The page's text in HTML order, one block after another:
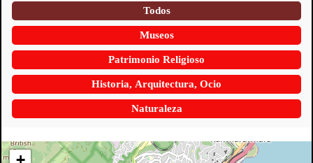
Todos
Museos
Patrimonio Religioso
Historia, Arquitectura, Ocio
Naturaleza